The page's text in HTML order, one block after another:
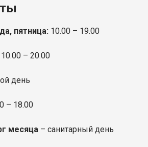
пятница: 10.00 – 19.00
10.00 – 20.00
день
– 18.00
месяца – санитарный день